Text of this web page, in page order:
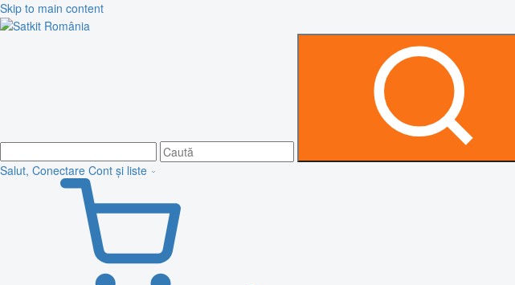
Skip to main content
Salut, Conectare Cont și liste